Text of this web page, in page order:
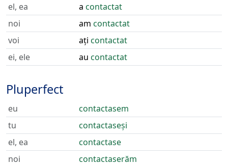
el, ea
a contactat
noi
am contactat
voi
ați contactat
ei, ele
au contactat
Pluperfect
eu
contactasem
tu
contactaseși
el, ea
contactase
noi
contactaserăm